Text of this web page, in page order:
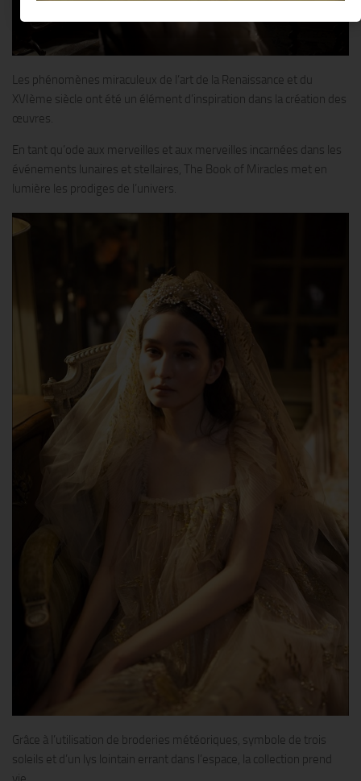
Les phénomènes miraculeux de l’art de la Renaissance et du
XVIème siècle ont été un élément d’inspiration dans la création des
œuvres.
En tant qu’ode aux merveilles et aux merveilles incarnées dans les
événements lunaires et stellaires, The Book of Miracles met en
lumière les prodiges de l’univers.
Grâce à l’utilisation de broderies météoriques, symbole de trois
soleils et d’un lys lointain errant dans l’espace, la collection prend